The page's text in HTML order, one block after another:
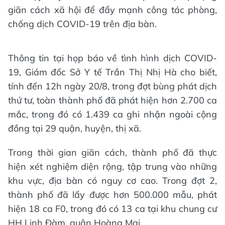
giãn cách xã hội để đẩy mạnh công tác phòng,
chống dịch COVID-19 trên địa bàn.
Thông tin tại họp báo về tình hình dịch COVID-
19, Giám đốc Sở Y tế Trần Thị Nhị Hà cho biết,
tính đến 12h ngày 20/8, trong đợt bùng phát dịch
thứ tư, toàn thành phố đã phát hiện hơn 2.700 ca
mắc, trong đó có 1.439 ca ghi nhận ngoài cộng
đồng tại 29 quận, huyện, thị xã.
Trong thời gian giãn cách, thành phố đã thực
hiện xét nghiệm diện rộng, tập trung vào những
khu vực, địa bàn có nguy cơ cao. Trong đợt 2,
thành phố đã lấy được hơn 500.000 mẫu, phát
hiện 18 ca F0, trong đó có 13 ca tại khu chung cư